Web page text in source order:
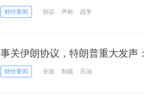
其盟友同样愤怒
财经要闻 协议 声称 战争
事关伊朗协议，特朗普重大发声
灾难”！
财经要闻 全面 制裁 石油